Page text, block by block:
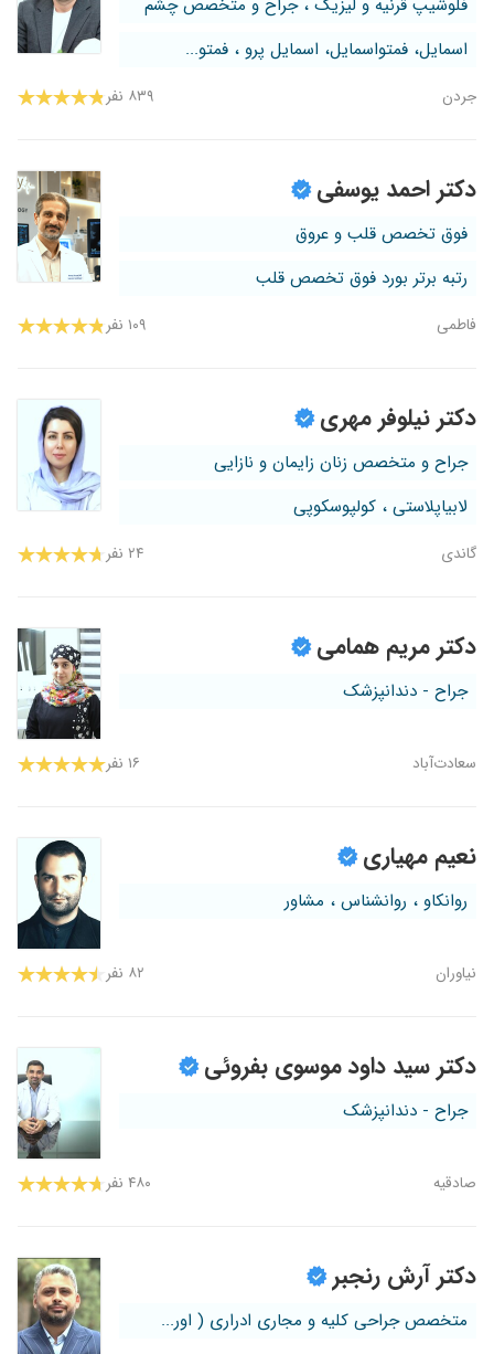
فلوشیپ قرنیه و لیزیک ، جراح و متخصص چشم
اسمایل، فمتواسمایل، اسمایل پرو ، فمتو...
جردن ۸۳۹ نفر
دکتر احمد یوسفی
فوق تخصص قلب و عروق
رتبه برتر بورد فوق تخصص قلب
فاطمی ۱۰۹ نفر
دکتر نیلوفر مهری
جراح و متخصص زنان زایمان و نازایی
لابیاپلاستی ، کولپوسکوپی
گاندی ۲۴ نفر
دکتر مریم همامی
جراح - دندانپزشک
سعادت‌آباد ۱۶ نفر
نعیم مهیاری
روانکاو ، روانشناس ، مشاور
نیاوران ۸۲ نفر
دکتر سید داود موسوی بفروئی
جراح - دندانپزشک
صادقیه ۴۸۰ نفر
دکتر آرش رنجبر
متخصص جراحی کلیه و مجاری ادراری ( اور...